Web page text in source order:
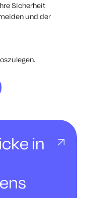
Sicherheit
und der
in